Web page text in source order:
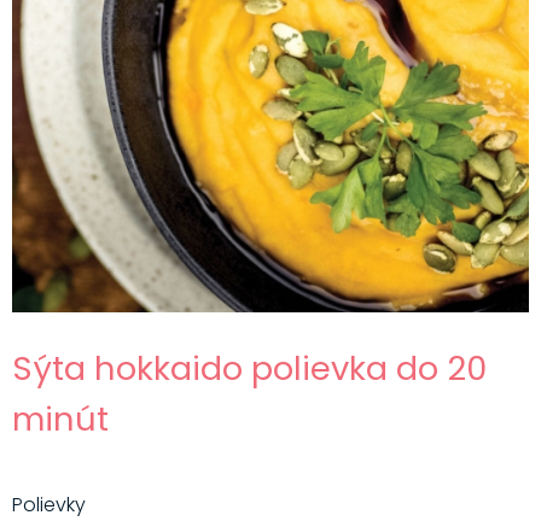
Sýta hokkaido polievka do 20
minút
Polievky